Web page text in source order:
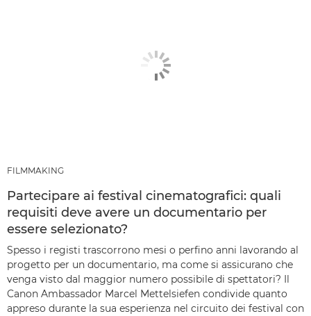
FILMMAKING
Partecipare ai festival cinematografici: quali
requisiti deve avere un documentario per
essere selezionato?
Spesso i registi trascorrono mesi o perfino anni lavorando al
progetto per un documentario, ma come si assicurano che
venga visto dal maggior numero possibile di spettatori? Il
Canon Ambassador Marcel Mettelsiefen condivide quanto
appreso durante la sua esperienza nel circuito dei festival con